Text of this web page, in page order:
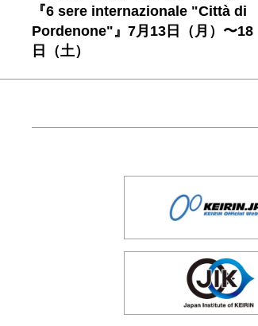
『6 sere internazionale "Città di
Pordenone"』7月13日（月）〜18
日（土）